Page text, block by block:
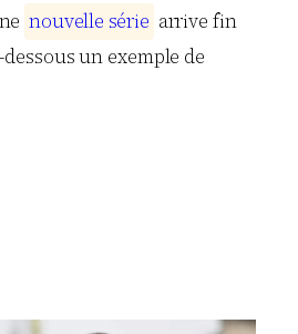
nouvelle série arrive fin
un exemple de